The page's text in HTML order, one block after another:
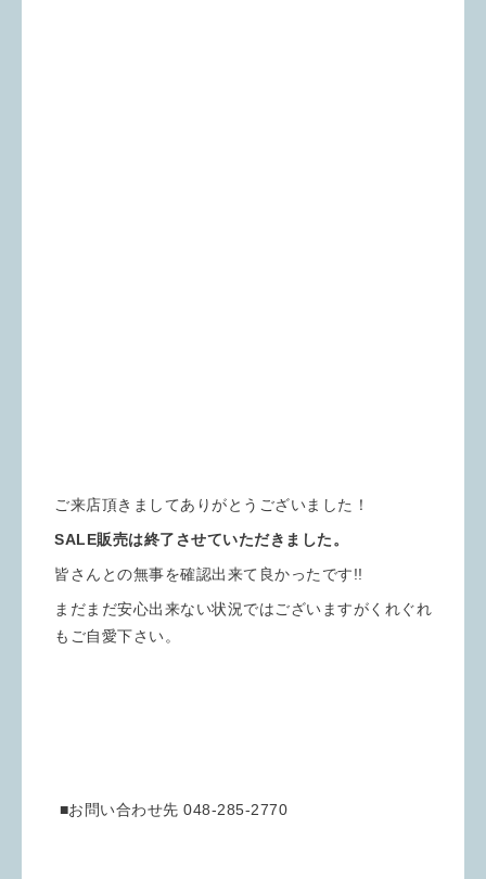
ご来店頂きましてありがとうございました！
SALE販売は終了させていただきました。
皆さんとの無事を確認出来て良かったです!!
まだまだ安心出来ない状況ではございますがくれぐれ
もご自愛下さい。
■お問い合わせ先 048-285-2770